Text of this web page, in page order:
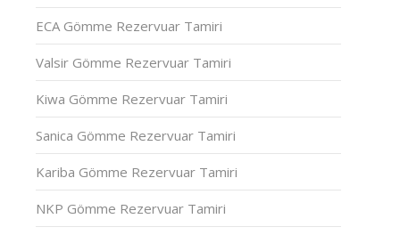
ECA Gömme Rezervuar Tamiri
Valsir Gömme Rezervuar Tamiri
Kiwa Gömme Rezervuar Tamiri
Sanica Gömme Rezervuar Tamiri
Kariba Gömme Rezervuar Tamiri
NKP Gömme Rezervuar Tamiri